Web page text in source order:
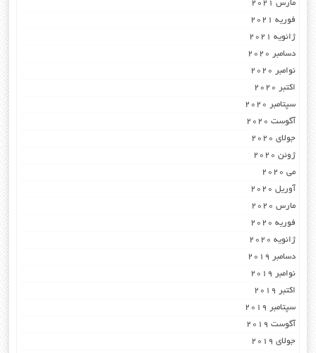
مارس 2021
فوریه 2021
ژانویه 2021
دسامبر 2020
نوامبر 2020
اکتبر 2020
سپتامبر 2020
آگوست 2020
جولای 2020
ژوئن 2020
می 2020
آوریل 2020
مارس 2020
فوریه 2020
ژانویه 2020
دسامبر 2019
نوامبر 2019
اکتبر 2019
سپتامبر 2019
آگوست 2019
جولای 2019